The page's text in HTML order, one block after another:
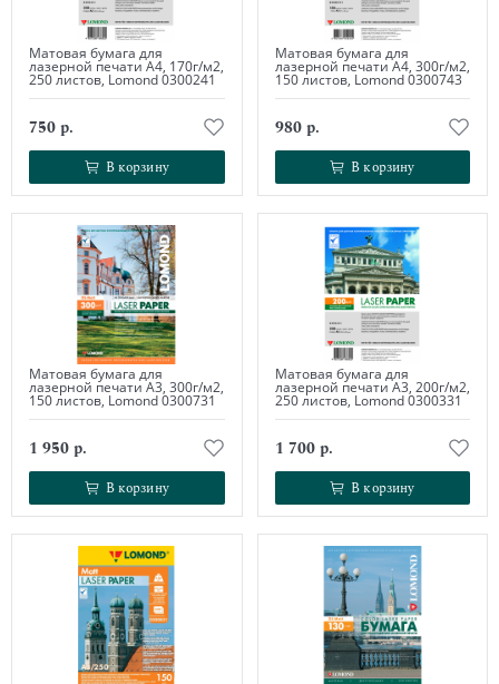
Матовая бумага для
лазерной печати А4, 170г/м2,
250 листов, Lomond 0300241
750 р.
В корзину
В корзину
Матовая бумага для
лазерной печати А4, 300г/м2,
150 листов, Lomond 0300743
980 р.
В корзину
В корзину
Матовая бумага для
лазерной печати А3, 300г/м2,
150 листов, Lomond 0300731
1 950 р.
В корзину
В корзину
Матовая бумага для
лазерной печати А3, 200г/м2,
250 листов, Lomond 0300331
1 700 р.
В корзину
В корзину